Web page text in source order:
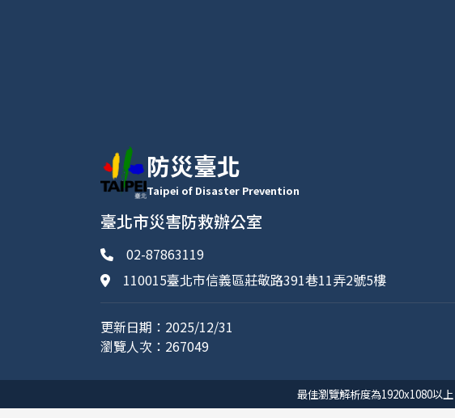
防災臺北
Taipei of Disaster Prevention
臺北市災害防救辦公室
02-87863119
110015臺北市信義區莊敬路391巷11弄2號5樓
更新日期：2025/12/31
瀏覽人次：267049
最佳瀏覽解析度為1920x1080以